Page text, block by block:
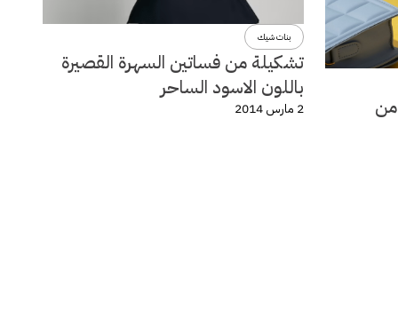
وصيف 2014 من
بنات شيك
تشكيلة من فساتين السهرة القصيرة
باللون الاسود الساحر
2 مارس 2014